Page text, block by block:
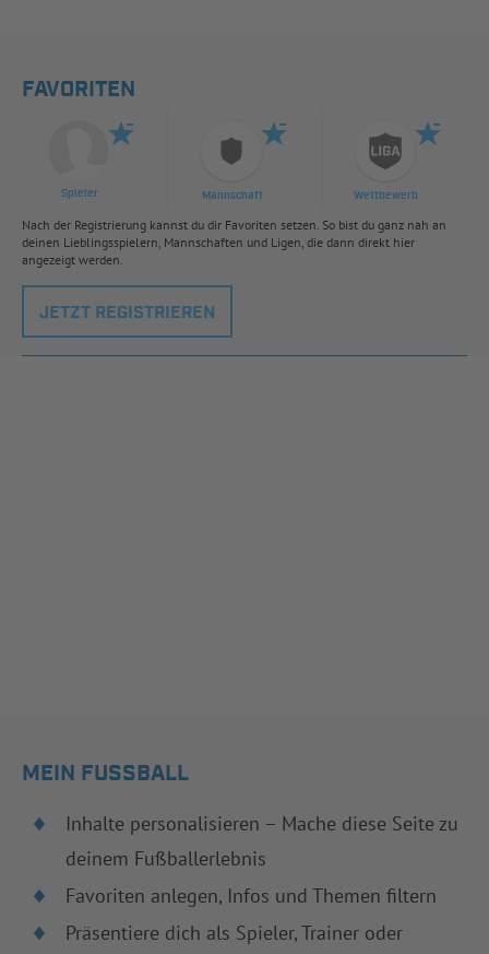
FAVORITEN
Spieler Mannschaft Wettbewerb
Nach der Registrierung kannst du dir Favoriten setzen. So bist du ganz nah an
deinen Lieblingsspielern, Mannschaften und Ligen, die dann direkt hier
angezeigt werden.
JETZT REGISTRIEREN
MEIN FUSSBALL
Inhalte personalisieren – Mache diese Seite zu
deinem Fußballerlebnis
Favoriten anlegen, Infos und Themen filtern
Präsentiere dich als Spieler, Trainer oder